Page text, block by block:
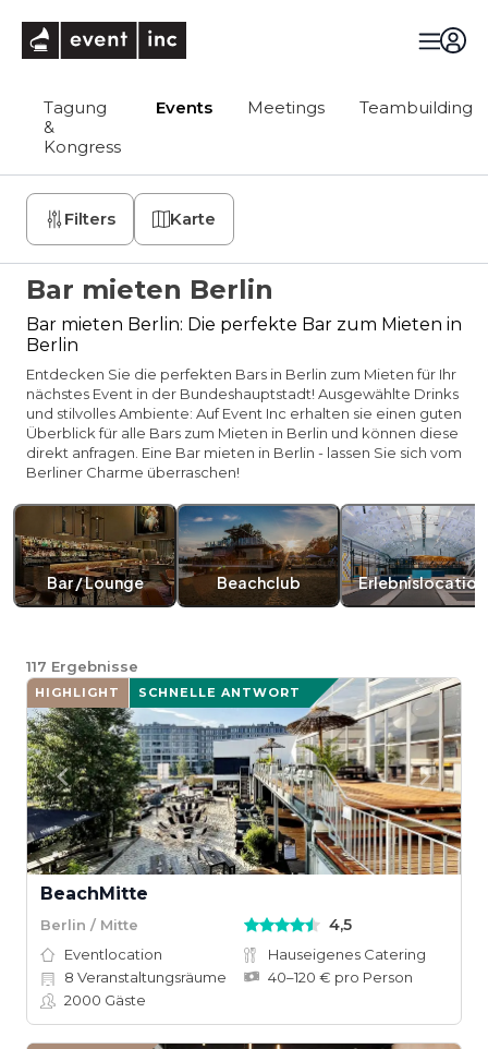
Tagung
&
Kongress
Events Meetings Teambuilding
Filters Karte
Bar mieten Berlin
Bar mieten Berlin: Die perfekte Bar zum Mieten in
Berlin
Entdecken Sie die perfekten Bars in Berlin zum Mieten für Ihr
nächstes Event in der Bundeshauptstadt! Ausgewählte Drinks
und stilvolles Ambiente: Auf Event Inc erhalten sie einen guten
Überblick für alle Bars zum Mieten in Berlin und können diese
direkt anfragen. Eine Bar mieten in Berlin - lassen Sie sich vom
Berliner Charme überraschen!
Bar / Lounge Beachclub Erlebnislocation
117 Ergebnisse
HIGHLIGHT SCHNELLE ANTWORT
BeachMitte
Berlin / Mitte 4,5
Eventlocation
Hauseigenes Catering
8 Veranstaltungsräume
40–120 € pro Person
2000 Gäste